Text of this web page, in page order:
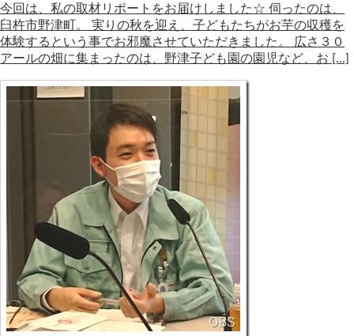
今回は、私の取材リポートをお届けしました☆ 伺ったのは、
臼杵市野津町。 実りの秋を迎え、子どもたちがお芋の収穫を
体験するという事でお邪魔させていただきました。 広さ３０
アールの畑に集まったのは、野津子ども園の園児など、お […]